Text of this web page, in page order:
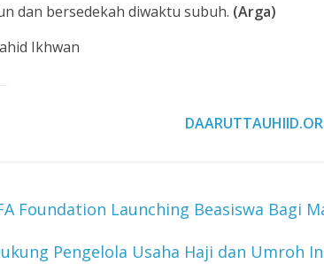
dan bersedekah diwaktu subuh. (Arga)
Ikhwan
Foundation Launching Beasiswa Bagi
Pengelola Usaha Haji dan Umroh